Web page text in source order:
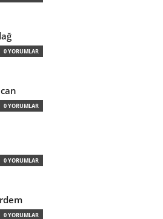
0 YORUMLAR
0 YORUMLAR
0 YORUMLAR
0 YORUMLAR